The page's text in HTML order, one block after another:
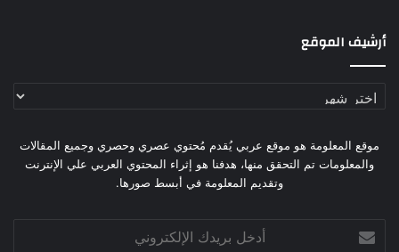
أرشيف الموقع
أرشيف
الموقع
موقع المعلومة هو موقع عربي يُقدم مُحتوي عصري وحصري وجميع المقالات
والمعلومات تم التحقق منها، هدفنا هو إثراء المحتوي العربي علي الإنترنت
وتقديم المعلومة في أبسط صورها.
بريدك